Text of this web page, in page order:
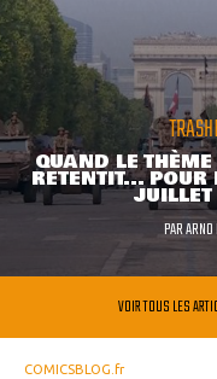
QUAND LE
RETENTIT...
PAR
VOIR TOUS LES
COMICSBLOG.fr